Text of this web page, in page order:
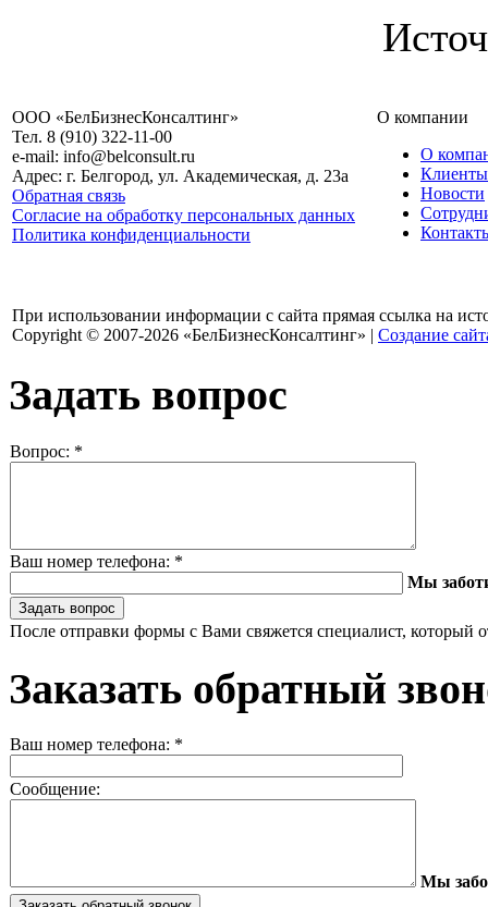
ООО «БелБизнесКонсалтинг»
Тел. 8 (910) 322-11-00
e-mail: info@belconsult.ru
Адрес: г. Белгород, ул. Академическая, д. 23а
Обратная связь
Согласие на обработку персональных данных
Политика конфиденциальности
О компании
О
Клиенты
Новости
При использовании информации с сайта прямая ссылка на
Copyright © 2007-2026 «БелБизнесКонсалтинг» | Создание
Задать вопрос
Вопрос: *
Ваш номер телефона: *
Мы
После отправки формы с Вами свяжется специалист, который
Заказать обратный
Ваш номер телефона: *
Сообщение:
Мы